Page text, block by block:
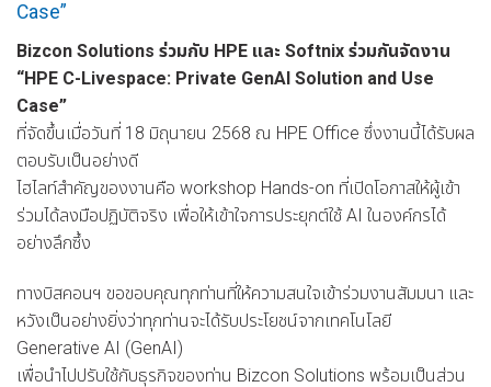
Case”
Bizcon Solutions ร่วมกับ HPE และ Softnix ร่วมกันจัดงาน
“HPE C-Livespace: Private GenAI Solution and Use
Case”
ที่จัดขึ้นเมื่อวันที่ 18 มิถุนายน 2568 ณ HPE Office ซึ่งงานนี้ได้รับผล
ตอบรับเป็นอย่างดี
ไฮไลท์สำคัญของงานคือ workshop Hands-on ที่เปิดโอกาสให้ผู้เข้า
ร่วมได้ลงมือปฏิบัติจริง เพื่อให้เข้าใจการประยุกต์ใช้ AI ในองค์กรได้
อย่างลึกซึ้ง
ทางบิสคอนฯ ขอขอบคุณทุกท่านที่ให้ความสนใจเข้าร่วมงานสัมมนา และ
หวังเป็นอย่างยิ่งว่าทุกท่านจะได้รับประโยชน์จากเทคโนโลยี
Generative AI (GenAI)
เพื่อนำไปปรับใช้กับธุรกิจของท่าน Bizcon Solutions พร้อมเป็นส่วน